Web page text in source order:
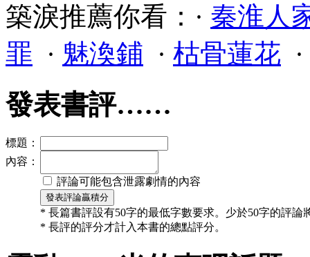
築淚推薦你看：· 秦淮人
罪 · 魅渙鋪 · 枯骨蓮花 ·
發表書評……
標題：
內容：
評論可能包含泄露劇情的內容
* 長篇書評設有50字的最低字數要求。少於50字的評論
* 長評的評分才計入本書的總點評分。